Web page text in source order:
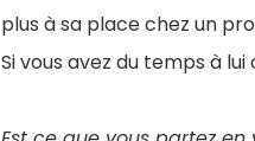
plus à sa place chez un
Si vous avez du temps à